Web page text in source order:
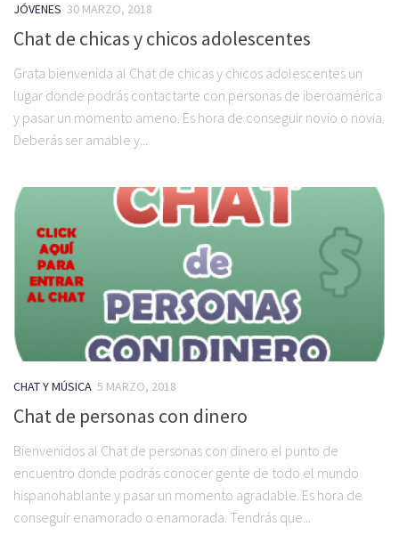
JÓVENES 30 MARZO, 2018
Chat de chicas y chicos adolescentes
Grata bienvenida al Chat de chicas y chicos adolescentes un
lugar donde podrás contactarte con personas de iberoamérica
y pasar un momento ameno. Es hora de conseguir novio o novia.
Deberás ser amable y...
CHAT Y MÚSICA 5 MARZO, 2018
Chat de personas con dinero
Bienvenidos al Chat de personas con dinero el punto de
encuentro donde podrás conocer gente de todo el mundo
hispanohablante y pasar un momento agradable. Es hora de
conseguir enamorado o enamorada. Tendrás que...